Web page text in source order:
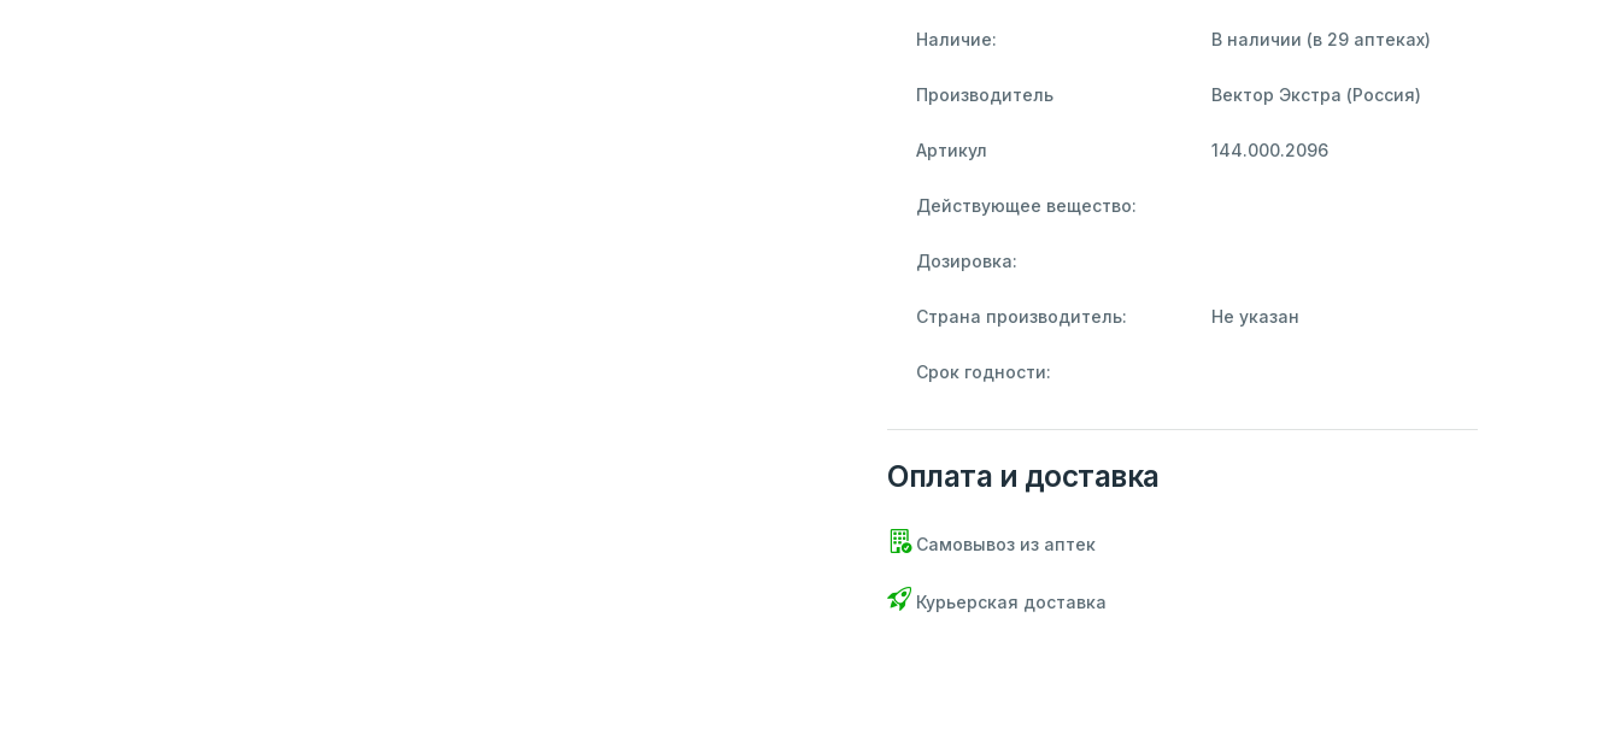
Наличие: В наличии (в 29 аптеках)
Производитель Вектор Экстра (Россия)
Артикул 144.000.2096
Действующее вещество:
Дозировка:
Страна производитель: Не указан
Срок годности:
Оплата и доставка
Самовывоз из аптек
Курьерская доставка